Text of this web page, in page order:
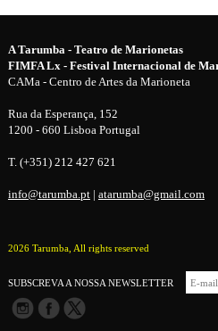
A Tarumba - Teatro de Marionetas
FIMFA Lx - Festival Internacional de
CAMa - Centro de Artes da Marioneta
Rua da Esperança, 152
1200 - 660 Lisboa Portugal
T. (+351) 212 427 621
info@tarumba.pt| atarumba@gmail.com
2026 Tarumba, All rights reserved
SUBSCREVA A NOSSA NEWSLETTER